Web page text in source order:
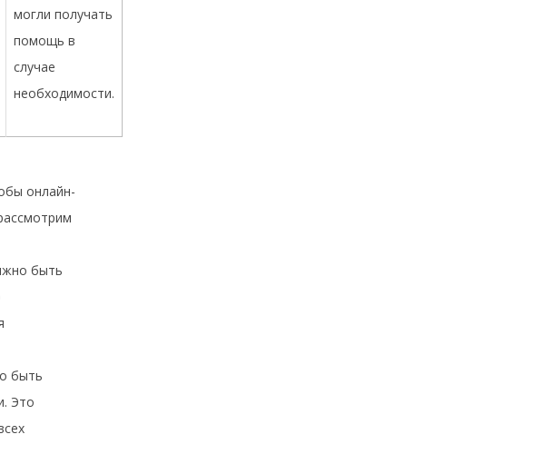
могли получать
помощь в
случае
необходимости.
онлайн-
быть
быть
Это